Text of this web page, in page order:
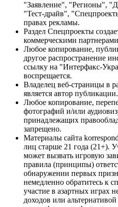
"Заявление", "Регионы",
"Тест-драйв",
правах рекламы.
Раздел Спецпроекты
коммерческими
Любое копирование,
другое распространение
ссылку на "Интерфакс-
воспрещается.
Владелец веб-страницы в
является автор публикации.
Любое копирование,
фотографий и/или
принадлежащих
запрещено.
Материалы сайта
лиц старше 21 года (21+).
может вызвать игровую
правила (принципы)
обнаружении первых
немедленно обратитесь к
участие в азартных играх
доходов или